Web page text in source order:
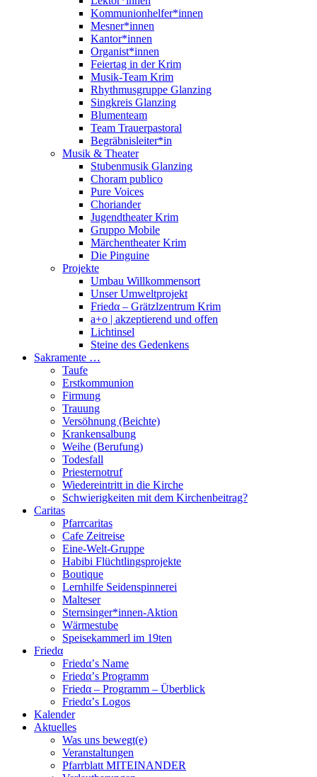
Kommunionhelfer*innen
Mesner*innen
Kantor*innen
Organist*innen
Feiertag in der Krim
Musik-Team Krim
Rhythmusgruppe Glanzing
Singkreis Glanzing
Blumenteam
Team Trauerpastoral
Begräbnisleiter*in
Musik & Theater
Stubenmusik Glanzing
Choram publico
Pure Voices
Choriander
Jugendtheater Krim
Gruppo Mobile
Märchentheater Krim
Die Pinguine
Projekte
Umbau Willkommensort
Unser Umweltprojekt
Friedα – Grätzlzentrum Krim
a+o | akzeptierend und offen
Lichtinsel
Steine des Gedenkens
Sakramente …
Taufe
Erstkommunion
Firmung
Trauung
Versöhnung (Beichte)
Krankensalbung
Weihe (Berufung)
Todesfall
Priesternotruf
Wiedereintritt in die Kirche
Schwierigkeiten mit dem Kirchenbeitrag?
Caritas
Pfarrcaritas
Cafe Zeitreise
Eine-Welt-Gruppe
Habibi Flüchtlingsprojekte
Boutique
Lernhilfe Seidenspinnerei
Malteser
Sternsinger*innen-Aktion
Wärmestube
Speisekammerl im 19ten
Friedα
Friedα’s Name
Friedα’s Programm
Friedα – Programm – Überblick
Friedα’s Logos
Kalender
Aktuelles
Was uns bewegt(e)
Veranstaltungen
Pfarrblatt MITEINANDER